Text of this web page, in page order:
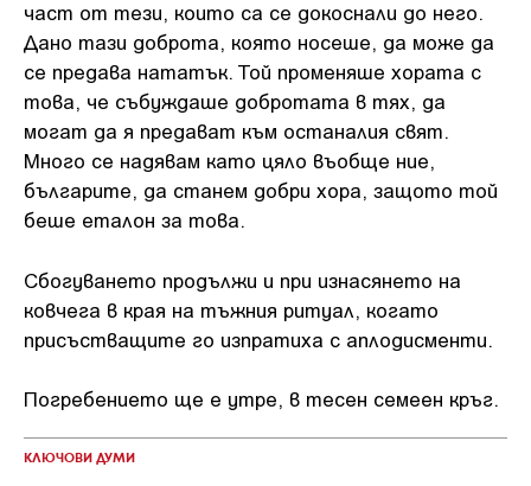
част от тези, които са се докоснали до него.
Дано тази доброта, която носеше, да може да
се предава нататък. Той променяше хората с
това, че събуждаше добротата в тях, да
могат да я предават към останалия свят.
Много се надявам като цяло въобще ние,
българите, да станем добри хора, защото той
беше еталон за това.
Сбогуването продължи и при изнасянето на
ковчега в края на тъжния ритуал, когато
присъстващите го изпратиха с аплодисменти.
Погребението ще е утре, в тесен семеен кръг.
КЛЮЧОВИ ДУМИ